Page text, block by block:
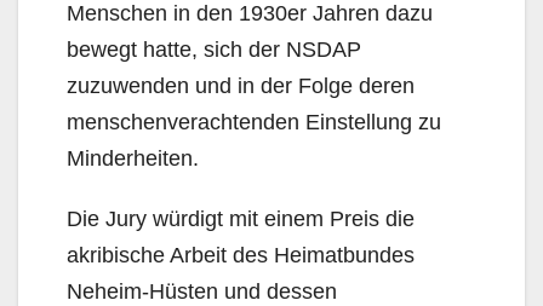
Menschen in den 1930er Jahren dazu
bewegt hatte, sich der NSDAP
zuzuwenden und in der Folge deren
menschenverachtenden Einstellung zu
Minderheiten.
Die Jury würdigt mit einem Preis die
akribische Arbeit des Heimatbundes
Neheim-Hüsten und dessen